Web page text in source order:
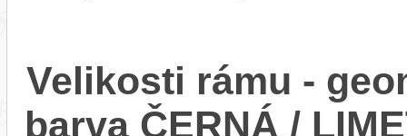
Velikosti rámu -
barva ČERNÁ /